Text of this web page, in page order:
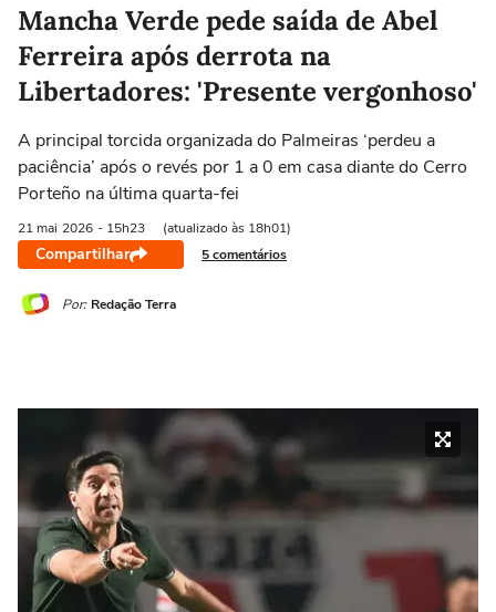
Selecione o time para ver as notícias
Mancha Verde pede saída de Abel
Ferreira após derrota na
Libertadores: 'Presente vergonhoso'
A principal torcida organizada do Palmeiras ‘perdeu a
paciência’ após o revés por 1 a 0 em casa diante do Cerro
Porteño na última quarta-fei
21 mai 2026 - 15h23 (atualizado às 18h01)
Compartilhar 5 comentários
Por: Redação Terra